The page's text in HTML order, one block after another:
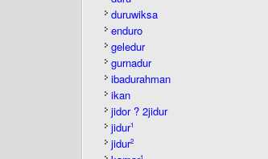
duruwiksa
enduro
geledur
gurnadur
ibadurahman
ikan
jidor ? 2jidur
jidur1
jidur2
1